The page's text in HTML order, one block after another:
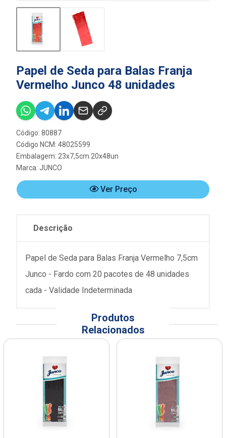
Papel de Seda para Balas Franja
Vermelho Junco 48 unidades
Código: 80887
Código NCM: 48025599
Embalagem: 23x7,5cm 20x48un
Marca: JUNCO
Ver Preço
Descrição
Papel de Seda para Balas Franja Vermelho 7,5cm
Junco - Fardo com 20 pacotes de 48 unidades
cada - Validade Indeterminada
Produtos
Relacionados